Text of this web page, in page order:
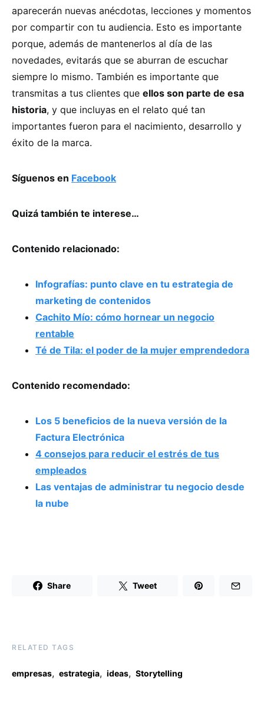
aparecerán nuevas anécdotas, lecciones y momentos
por compartir con tu audiencia. Esto es importante
porque, además de mantenerlos al día de las
novedades, evitarás que se aburran de escuchar
siempre lo mismo. También es importante que
transmitas a tus clientes que ellos son parte de esa
historia, y que incluyas en el relato qué tan
importantes fueron para el nacimiento, desarrollo y
éxito de la marca.
Síguenos en Facebook
Quizá también te interese…
Contenido relacionado:
Infografías: punto clave en tu estrategia de
marketing de contenidos
Cachito Mío: cómo hornear un negocio
rentable
Té de Tila: el poder de la mujer emprendedora
Contenido recomendado:
Los 5 beneficios de la nueva versión de la
Factura Electrónica
4 consejos para reducir el estrés de tus
empleados
Las ventajas de administrar tu negocio desde
la nube
Share Tweet
RELATED TAGS
empresas, estrategia, ideas, Storytelling